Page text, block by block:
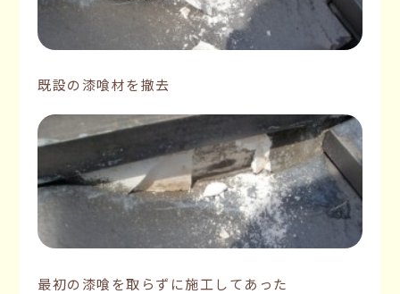
既設の漆喰材を撤去
最初の漆喰を取らずに施工してあった